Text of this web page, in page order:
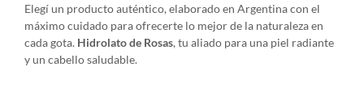
Elegí un producto auténtico, elaborado en Argentina con el
máximo cuidado para ofrecerte lo mejor de la naturaleza en
cada gota. Hidrolato de Rosas, tu aliado para una piel radiante
y un cabello saludable.